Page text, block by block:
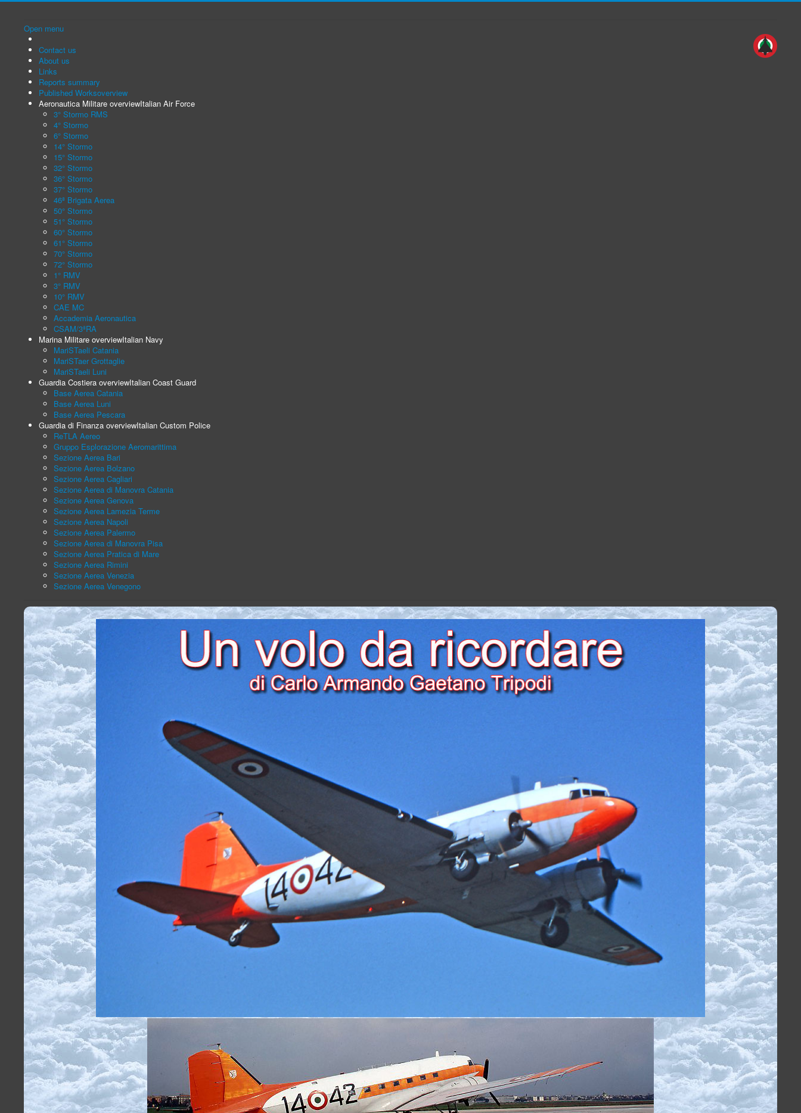
Open menu
Contact us
About us
Links
Reports summary
Published Worksoverview
Aeronautica Militare overviewItalian Air Force
3° Stormo RMS
4° Stormo
6° Stormo
14° Stormo
15° Stormo
32° Stormo
36° Stormo
37° Stormo
46ª Brigata Aerea
50° Stormo
51° Stormo
60° Stormo
61° Stormo
70° Stormo
72° Stormo
1° RMV
3° RMV
10° RMV
CAE MC
Accademia Aeronautica
CSAM/3ªRA
Marina Militare overviewItalian Navy
MariSTaeli Catania
MariSTaer Grottaglie
MariSTaeli Luni
Guardia Costiera overviewItalian Coast Guard
Base Aerea Catania
Base Aerea Luni
Base Aerea Pescara
Guardia di Finanza overviewItalian Custom Police
ReTLA Aereo
Gruppo Esplorazione Aeromarittima
Sezione Aerea Bari
Sezione Aerea Bolzano
Sezione Aerea Cagliari
Sezione Aerea di Manovra Catania
Sezione Aerea Genova
Sezione Aerea Lamezia Terme
Sezione Aerea Napoli
Sezione Aerea Palermo
Sezione Aerea di Manovra Pisa
Sezione Aerea Pratica di Mare
Sezione Aerea Rimini
Sezione Aerea Venezia
Sezione Aerea Venegono